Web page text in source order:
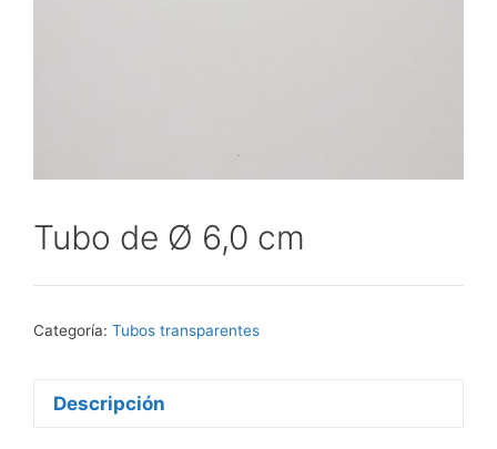
Tubo de Ø 6,0 cm
Categoría: Tubos transparentes
Descripción